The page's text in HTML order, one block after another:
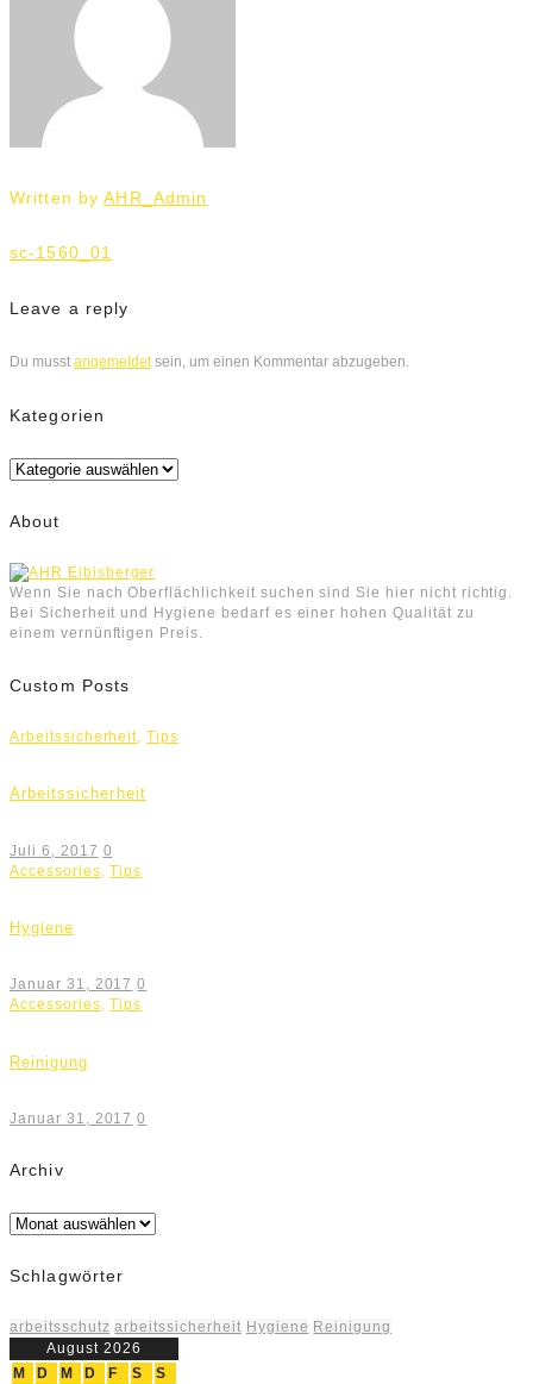
Written byAHR_Admin
Beitrags-
Navigation
sc-1560_01
Leave a reply
Du musst angemeldetsein, um einen Kommentar abzugeben.
Kategorien
Kategorien
About
Wenn Sie nach Oberflächlichkeit suchen sind Sie hier nicht richtig.
Bei Sicherheit und Hygiene bedarf es einer hohen Qualität zu
einem vernünftigen Preis.
Custom Posts
Arbeitssicherheit,Tips
Arbeitssicherheit
Juli 6, 2017 0
Accessories ,Tips
Hygiene
Januar 31, 2017 0
Accessories,Tips
Reinigung
Januar 31, 2017 0
Archiv
Archiv
Schlagwörter
arbeitsschutz arbeitssicherheit Hygiene Reinigung
August 2026
M
D M D F S
S